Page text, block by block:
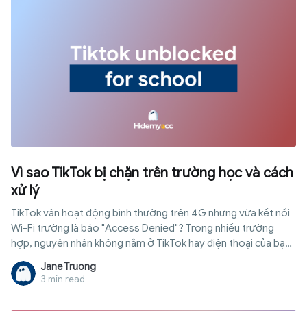
Vì sao TikTok bị chặn trên trường học và cách
xử lý
TikTok vẫn hoạt động bình thường trên 4G nhưng vừa kết nối
Wi-Fi trường là báo "Access Denied"? Trong nhiều trường
hợp, nguyên nhân không nằm ở TikTok hay điện thoại của bạn
mà đến từ chính sách kiểm soát mạng của nhà trường. Tuy
nhiên, không phải mọi trường đều chặn theo cùng một cách.
Có nơi chỉ lọc ở tầng mạng, có nơi quản lý trực tiếp trên thiết
Jane Truong
3 min read